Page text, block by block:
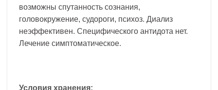
возможны спутанность сознания,
головокружение, судороги, психоз. Диализ
неэффективен. Специфического антидота нет.
Лечение симптоматическое.
Условия хранения: